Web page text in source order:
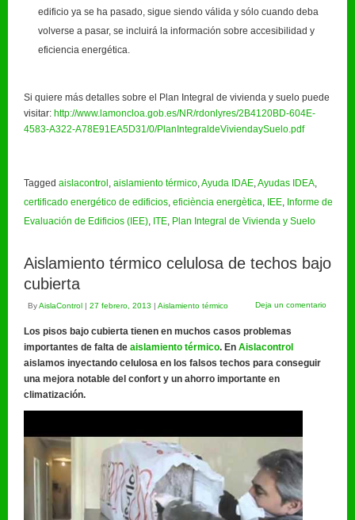
edificio ya se ha pasado, sigue siendo válida y sólo cuando deba
volverse a pasar, se incluirá la información sobre accesibilidad y
eficiencia energética.
Si quiere más detalles sobre el Plan Integral de vivienda y suelo puede
visitar: http://www.lamoncloa.gob.es/NR/rdonlyres/2B4120BD-604E-
4583-A322-A78E91EA5D31/0/PlanIntegraldeViviendaySuelo.pdf
Tagged aislacontrol , aislamiento térmico,Ayuda IDAE,Ayudas IDEA,
certificado energético de edificios, eficiència energètica, IEE, Informe de
Evaluación de Edificios (IEE), ITE, Plan Integral de Vivienda y Suelo
Aislamiento térmico celulosa de techos bajo
cubierta
ByAislaControl | 27 febrero, 2013 | Aislamiento térmico Deja un comentario
Los pisos bajo cubierta tienen en muchos casos problemas
importantes de falta de aislamiento térmico. En Aislacontrol
aislamos inyectando celulosa en los falsos techos para conseguir
una mejora notable del confort y un ahorro importante en
climatización.